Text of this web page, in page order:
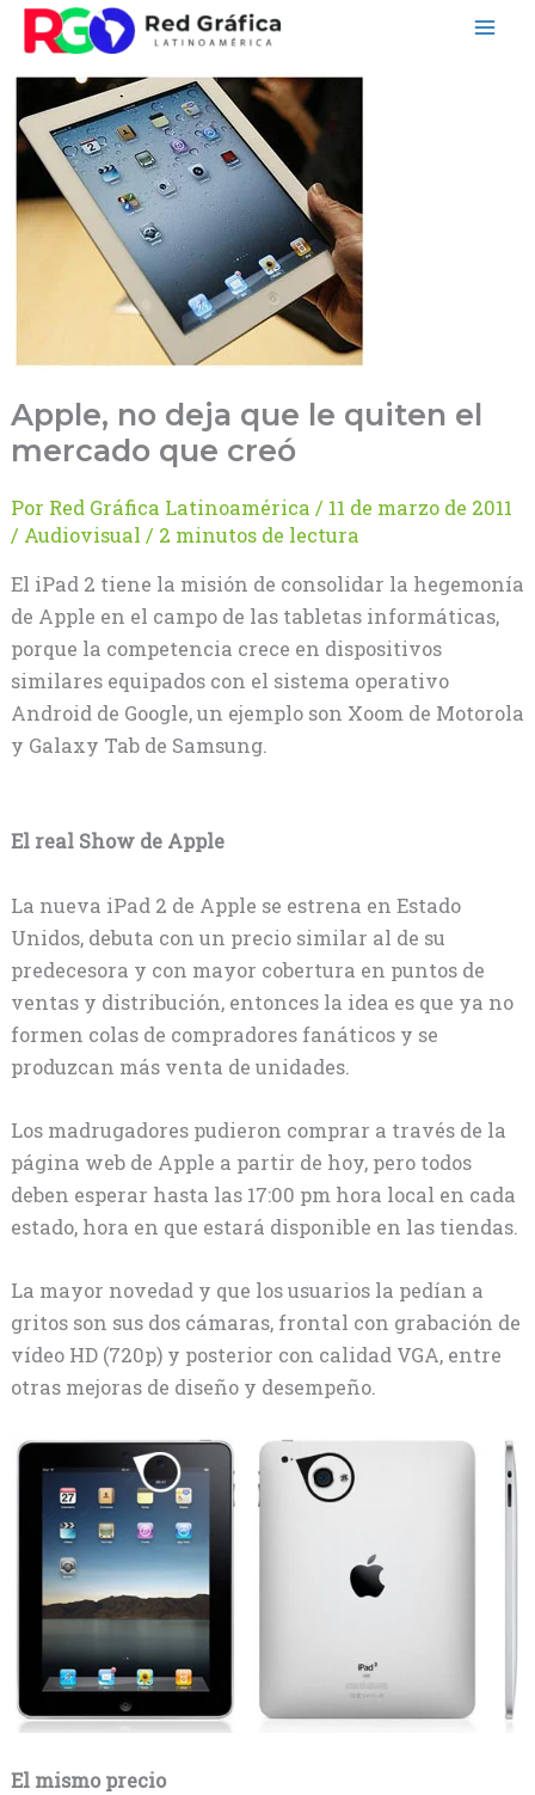
contenido
Apple, no deja que le quiten el
mercado que creó
Por Red Gráfica Latinoamérica / 11 de marzo de 2011
/ Audiovisual / 2 minutos de lectura
El iPad 2 tiene la misión de consolidar la hegemonía
de Apple en el campo de las tabletas informáticas,
porque la competencia crece en dispositivos
similares equipados con el sistema operativo
Android de Google, un ejemplo son Xoom de Motorola
y Galaxy Tab de Samsung.
El real Show de Apple
La nueva iPad 2 de Apple se estrena en Estado
Unidos, debuta con un precio similar al de su
predecesora y con mayor cobertura en puntos de
ventas y distribución, entonces la idea es que ya no
formen colas de compradores fanáticos y se
produzcan más venta de unidades.
Los madrugadores pudieron comprar a través de la
página web de Apple a partir de hoy, pero todos
deben esperar hasta las 17:00 pm hora local en cada
estado, hora en que estará disponible en las tiendas.
La mayor novedad y que los usuarios la pedían a
gritos son sus dos cámaras, frontal con grabación de
vídeo HD (720p) y posterior con calidad VGA, entre
otras mejoras de diseño y desempeño.
El mismo precio